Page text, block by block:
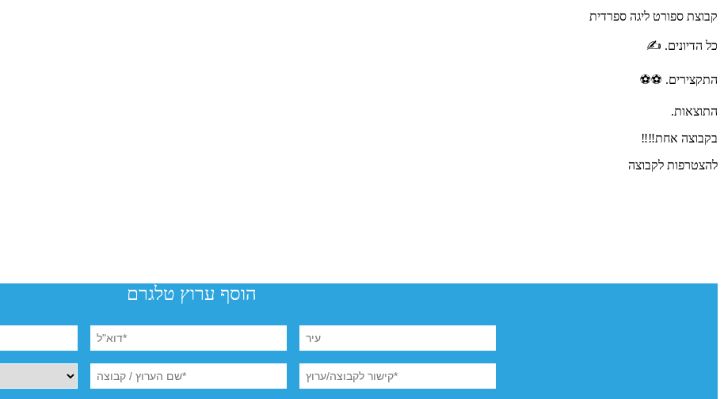
קבוצת ספורט ליגה ספרדית
כל הדיונים. ✍️
התקצירים. ⚽️⚽️
התוצאות.
בקבוצה אחת‼️‼️
להצטרפות לקבוצה
הוסף ערוץ טלגרם